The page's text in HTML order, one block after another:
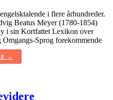
i flere århundreder.
Beatus Meyer (1780-1854)
i sin Kortfattet Lexikon over
Sprog forekommende
→